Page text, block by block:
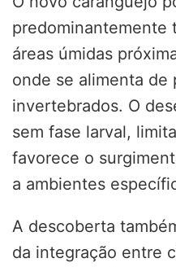
predominantemente
áreas úmidas
onde se alimenta de
invertebrados. O
sem fase larval,
favorece o
a ambientes
A descoberta
da integração entre